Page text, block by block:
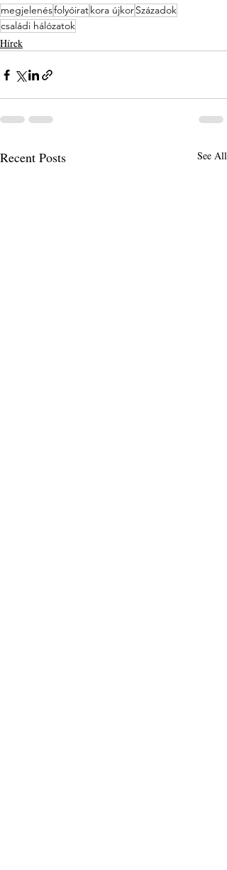
megjelenésfolyóiratkora újkorSzázadok
családi hálózatok
Hírek
Recent Posts See All